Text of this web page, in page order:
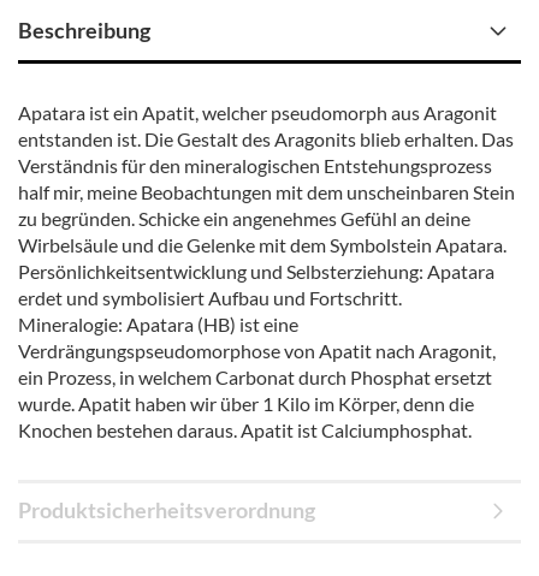
Beschreibung
Apatara ist ein Apatit, welcher pseudomorph aus Aragonit
entstanden ist. Die Gestalt des Aragonits blieb erhalten. Das
Verständnis für den mineralogischen Entstehungsprozess
half mir, meine Beobachtungen mit dem unscheinbaren Stein
zu begründen. Schicke ein angenehmes Gefühl an deine
Wirbelsäule und die Gelenke mit dem Symbolstein Apatara.
Persönlichkeitsentwicklung und Selbsterziehung: Apatara
erdet und symbolisiert Aufbau und Fortschritt.
Mineralogie: Apatara (HB) ist eine
Verdrängungspseudomorphose von Apatit nach Aragonit,
ein Prozess, in welchem Carbonat durch Phosphat ersetzt
wurde. Apatit haben wir über 1 Kilo im Körper, denn die
Knochen bestehen daraus. Apatit ist Calciumphosphat.
Produktsicherheitsverordnung